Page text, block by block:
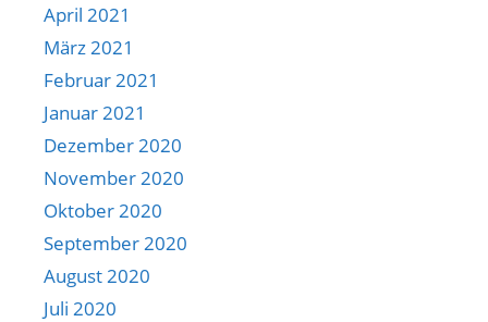
April 2021
März 2021
Februar 2021
Januar 2021
Dezember 2020
November 2020
Oktober 2020
September 2020
August 2020
Juli 2020